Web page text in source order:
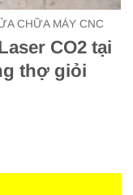
CHỮA MÁY CNC
CO2 tại
thợ giỏi